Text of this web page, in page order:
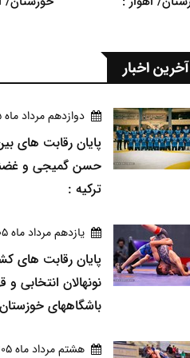
آخرین اخبار
دوازدهم مرداد ماه 1405
پایان رقابت های
حسن گمیجی و
ترکیه :
يازدهم مرداد ماه 1405
پایان رقابت های
نونهالان انتخابی و
باشگاههای
هشتم مرداد ماه 1405